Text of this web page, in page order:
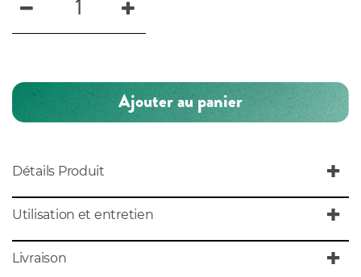
Ajouter au panier
Détails Produit
Utilisation et entretien
Livraison